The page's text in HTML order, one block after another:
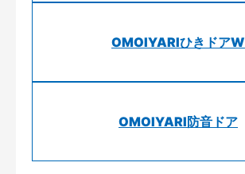
OMOIYARIひきドアW
OMOIYARI防音ドア